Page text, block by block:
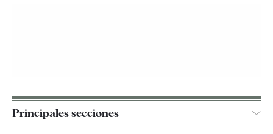
Principales secciones